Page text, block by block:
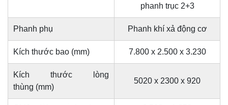
phanh trục 2+3
Phanh phụ Phanh khí xả động cơ
Kích thước bao (mm) 7.800 x 2.500 x 3.230
Kích thước lòng
thùng (mm)
5020 x 2300 x 920